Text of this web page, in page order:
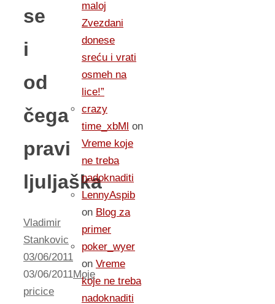
se
i
od
čega
pravi
ljuljaška
Vladimir
Stankovic
03/06/2011
03/06/2011Moje
pricice
maloj
Zvezdani
donese
sreću i vrati
osmeh na
lice!”
crazy
time_xbMl on
Vreme koje
ne treba
nadoknaditi
LennyAspib
on Blog za
primer
poker_wyer
on Vreme
koje ne treba
nadoknaditi